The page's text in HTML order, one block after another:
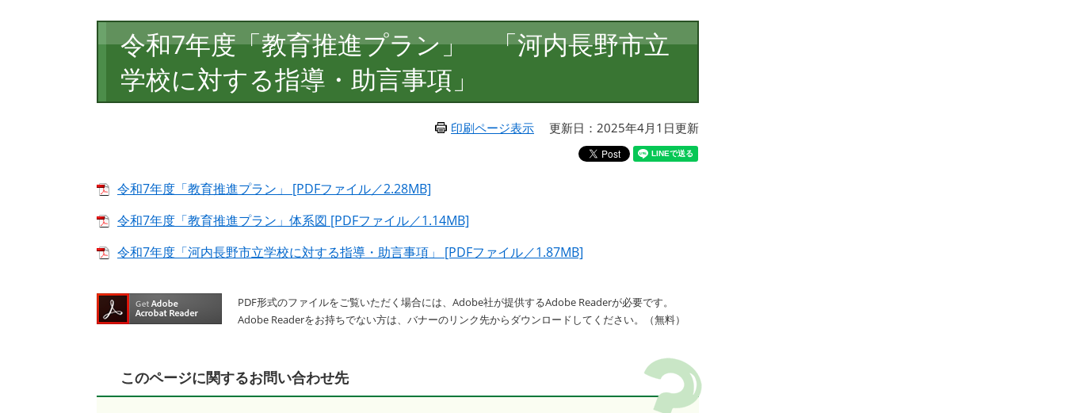
文
令和7年度「教育推進プラン」 「河内長野市立
学校に対する指導・助言事項」
印刷ページ表示 更新日：2025年4月1日更新
令和7年度「教育推進プラン」 [PDFファイル／2.28MB]
令和7年度「教育推進プラン」体系図 [PDFファイル／1.14MB]
令和7年度「河内長野市立学校に対する指導・助言事項」 [PDFファイル／1.87MB]
PDF形式のファイルをご覧いただく場合には、Adobe社が提供するAdobe Readerが必要です。
Adobe Readerをお持ちでない方は、バナーのリンク先からダウンロードしてください。（無料）
このページに関するお問い合わせ先